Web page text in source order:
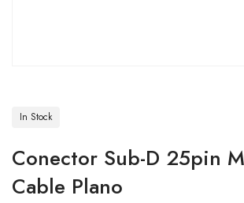
In Stock
Conector Sub-D 25pin
Cable Plano